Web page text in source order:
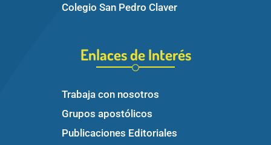
Colegio San Pedro Claver
Enlaces de Interés
Trabaja con nosotros
Grupos apostólicos
Publicaciones Editoriales